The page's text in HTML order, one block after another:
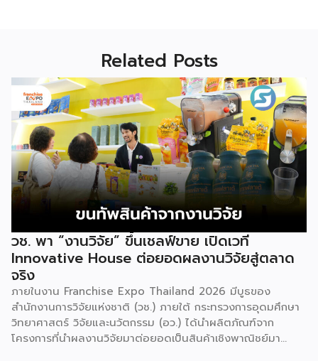
Related Posts
วช. พา “งานวิจัย” ขึ้นเชลฟ์ขาย เปิดเวที
Innovative House ต่อยอดผลงานวิจัยสู่ตลาด
จริง
ภายในงาน Franchise Expo Thailand 2026 มีบูธของ
สำนักงานการวิจัยแห่งชาติ (วช.) ภายใต้ กระทรวงการอุดมศึกษา
วิทยาศาสตร์ วิจัยและนวัตกรรม (อว.) ได้นำผลิตภัณฑ์จาก
โครงการที่นำผลงานวิจัยมาต่อยอดเป็นสินค้าเชิงพาณิชย์มา